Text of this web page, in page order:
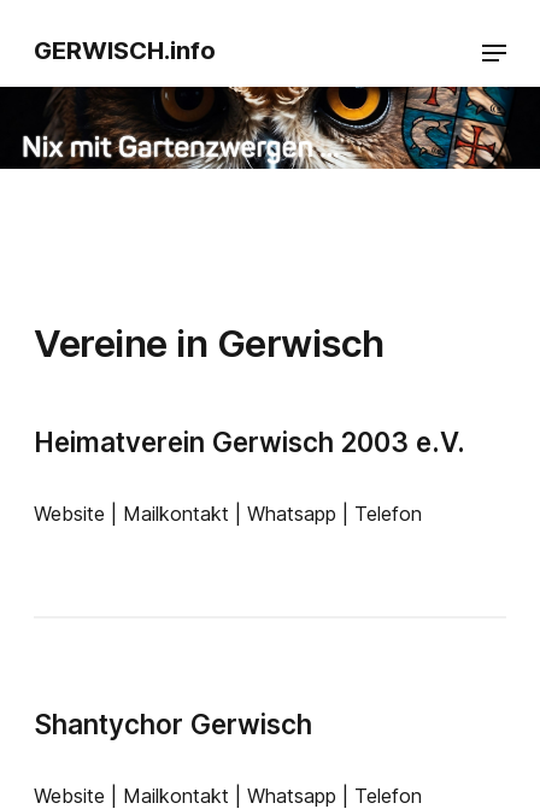
GERWISCH.info
Vereine in Gerwisch
Heimatverein Gerwisch 2003 e.V.
Website | Mailkontakt | Whatsapp | Telefon
Shantychor Gerwisch
Website | Mailkontakt | Whatsapp | Telefon